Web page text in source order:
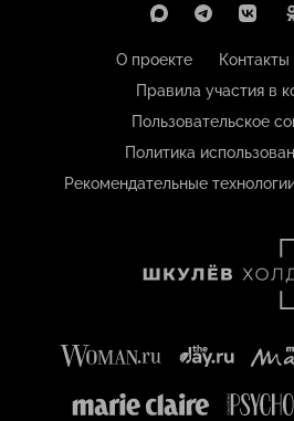
О проекте Контакты
Правила участия в
Пользовательское
Политика
Рекомендательные